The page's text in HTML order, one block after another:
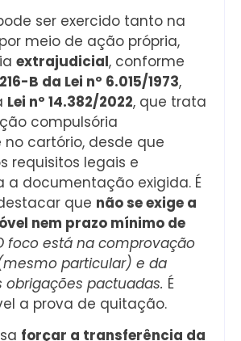
ser exercido tanto na
meio de ação própria,
extrajudicial, conforme
B da Lei nº 6.015/1973,
Lei nº 14.382/2022, que trata
compulsória
cartório, desde que
requisitos legais e
a documentação exigida. É
que não se exige a
nem prazo mínimo de
foco está na comprovação
particular) e da
obrigações pactuadas. É
a prova de quitação.
forçar a transferência da